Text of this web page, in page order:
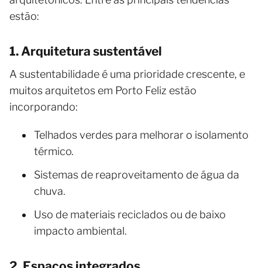
estão:
1. Arquitetura sustentável
A sustentabilidade é uma prioridade crescente, e
muitos arquitetos em Porto Feliz estão
incorporando:
Telhados verdes para melhorar o isolamento
térmico.
Sistemas de reaproveitamento de água da
chuva.
Uso de materiais reciclados ou de baixo
impacto ambiental.